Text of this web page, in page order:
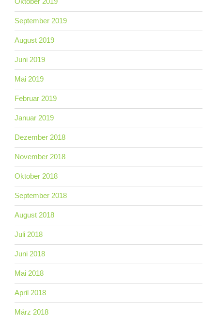
September 2019
August 2019
Juni 2019
Mai 2019
Februar 2019
Januar 2019
Dezember 2018
November 2018
Oktober 2018
September 2018
August 2018
Juli 2018
Juni 2018
Mai 2018
April 2018
März 2018